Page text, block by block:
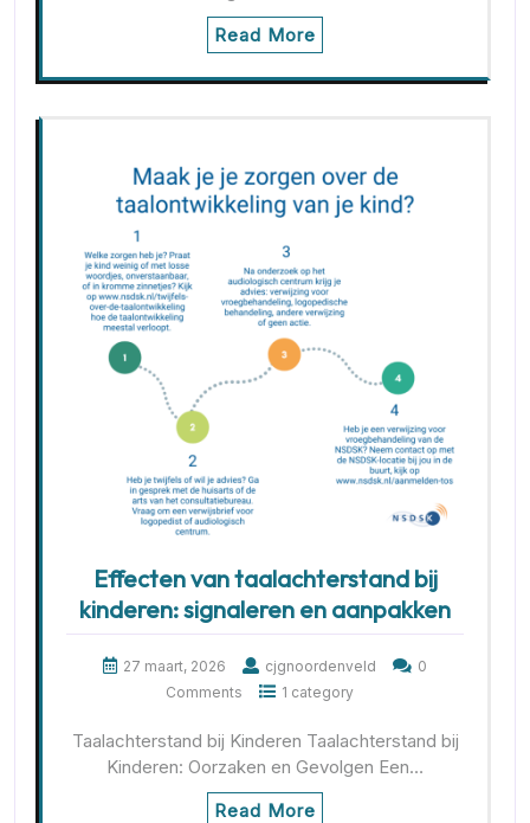
Read More
Effecten van taalachterstand bij
kinderen: signaleren en aanpakken
27 maart, 2026 cjgnoordenveld
0
Comments
1 category
Taalachterstand bij Kinderen Taalachterstand bij
Kinderen: Oorzaken en Gevolgen Een…
Read More